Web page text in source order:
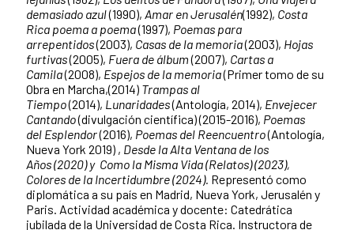
demasiado azul(1990), Amar en Jerusalén(1992), Costa
Rica poema a poema(1997), Poemas para
arrepentidos(2003), Casas de la memoria(2003), Hojas
furtivas(2005), Fuera de álbum(2007), Cartas a
Camila(2008), Espejos de la memoria(Primer tomo de su
Obra en Marcha,(2014) Trampas al
Tiempo(2014), Lunaridades(Antología, 2014), Envejecer
Cantando(divulgación científica) (2015-2016), Poemas
del Esplendor(2016), Poemas del Reencuentro(Antología,
Nueva York 2019) , Desde la Alta Ventana de los
Años(2020) y Como la Misma Vida (Relatos) (2023),
Colores de la Incertidumbre (2024). Representó como
diplomática a su país en Madrid, Nueva York, Jerusalén y
Paris. Actividad académica y docente: Catedrática
jubilada de la Universidad de Costa Rica. Instructora de